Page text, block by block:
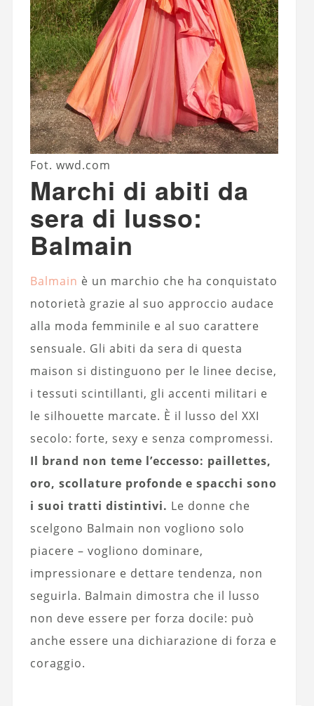
Fot. wwd.com
Marchi di abiti da
sera di lusso:
Balmain
Balmain è un marchio che ha conquistato
notorietà grazie al suo approccio audace
alla moda femminile e al suo carattere
sensuale. Gli abiti da sera di questa
maison si distinguono per le linee decise,
i tessuti scintillanti, gli accenti militari e
le silhouette marcate. È il lusso del XXI
secolo: forte, sexy e senza compromessi.
Il brand non teme l’eccesso: paillettes,
oro, scollature profonde e spacchi sono
i suoi tratti distintivi. Le donne che
scelgono Balmain non vogliono solo
piacere – vogliono dominare,
impressionare e dettare tendenza, non
seguirla. Balmain dimostra che il lusso
non deve essere per forza docile: può
anche essere una dichiarazione di forza e
coraggio.